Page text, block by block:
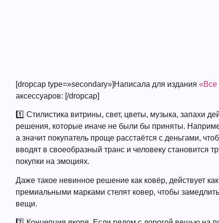
[dropcap type=»secondary»]Написала для издания «Все
аксессуаров: [/dropcap]
1️⃣ Стилистика витрины, свет, цветы, музыка, запахи
решения, которые иначе не были бы приняты.
а значит покупатель проще расстаётся с деньгами,
вводят в своеобразный транс и человеку
покупки на эмоциях.
Даже такое невинное решение как ковёр, действует
премиальными марками стелят ковер, чтобы
вещи.